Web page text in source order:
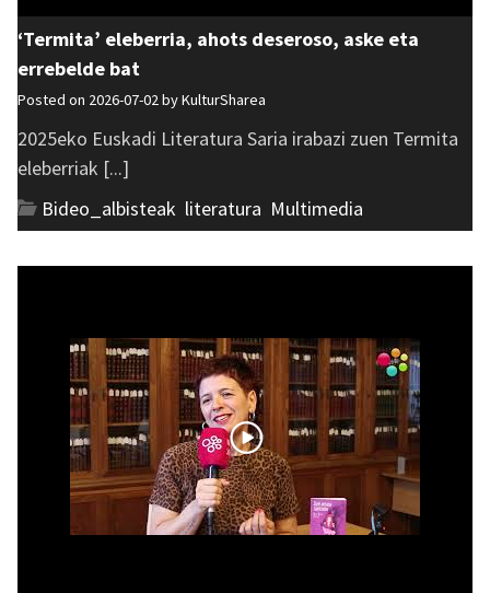
‘Termita’ eleberria, ahots deseroso, aske eta
errebelde bat
Posted on 2026-07-02 byKulturSharea
2025eko Euskadi Literatura Saria irabazi zuen Termita
eleberriak [...]
Bideo_albisteak literatura Multimedia